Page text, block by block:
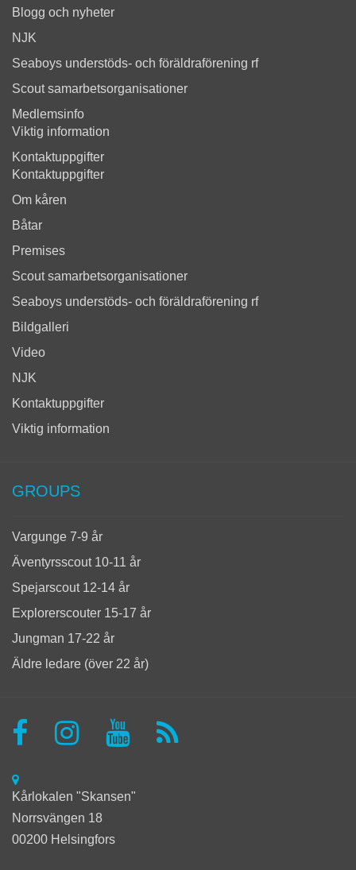
Blogg och nyheter
NJK
Seaboys understöds- och föräldraförening rf
Scout samarbetsorganisationer
Medlemsinfo
Viktig information
Kontaktuppgifter
Kontaktuppgifter
Om kåren
Båtar
Premises
Scout samarbetsorganisationer
Seaboys understöds- och föräldraförening rf
Bildgalleri
Video
NJK
Kontaktuppgifter
Viktig information
GROUPS
Vargunge 7-9 år
Äventyrsscout 10-11 år
Spejarscout 12-14 år
Explorerscouter 15-17 år
Jungman 17-22 år
Äldre ledare (över 22 år)
Kårlokalen "Skansen"
Norrsvängen 18
00200 Helsingfors